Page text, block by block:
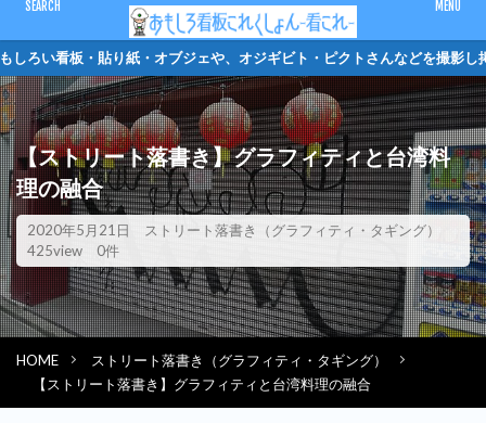
ろい看板・貼り紙・オブジェや、オジギビト・
【ストリート落書き】グラフィティと台湾料
理の融合
2020年5月21日
ストリート落書き（グラフィティ・タギング）
425view
0件
HOME
ストリート落書き（グラフィティ・タギング）
【ストリート落書き】グラフィティと台湾料理の融合
CLOSE
キーワード
ピクトさん 単管バリケード クソキャラ トイレマーク
オジギビト
カテゴリー
検索